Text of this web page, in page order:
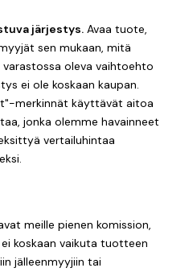
järjestys. Avaa tuote,
sen mukaan, mitä
oleva vaihtoehto
ei ole koskaan kaupan.
merkinnät käyttävät aitoa
jonka olemme havainneet
vertailuhintaa
meille pienen komission,
koskaan vaikuta tuotteen
jälleenmyyjiin tai